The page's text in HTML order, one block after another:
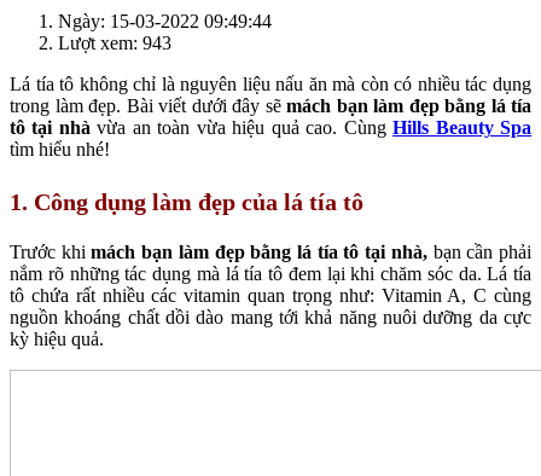
Ngày: 15-03-2022 09:49:44
Lượt xem: 943
Lá tía tô không chỉ là nguyên liệu nấu ăn mà còn có nhiều tác dụng
trong làm đẹp. Bài viết dưới đây sẽ mách bạn làm đẹp bằng lá tía
tô tại nhàvừa an toàn vừa hiệu quả cao. CùngHills Beauty Spa
tìm hiểu nhé!
1. Công dụng làm đẹp của lá tía tô
Trước khimách bạn làm đẹp bằng lá tía tô tại nhà,bạn cần phải
nắm rõ những tác dụng mà lá tía tô đem lại khi chăm sóc da. Lá tía
tô chứa rất nhiều các vitamin quan trọng như: Vitamin A, C cùng
nguồn khoáng chất dồi dào mang tới khả năng nuôi dưỡng da cực
kỳ hiệu quả.